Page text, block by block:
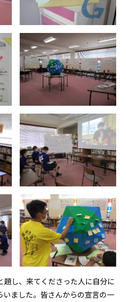
題し、来てくださった人に自分に
いました。皆さんからの宣言の一